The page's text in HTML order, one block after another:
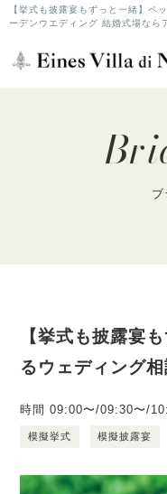
【挙式も披露宴もずっと一緒】ペ
ーデンウエディング 結婚式場なら
ブ
【挙式も披露宴
るウェディング
時間 09:00〜/09:30〜/
模擬挙式 模擬披露宴